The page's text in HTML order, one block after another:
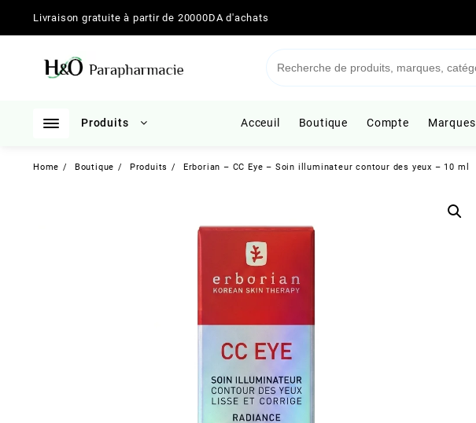
Livraison gratuite à partir de 20000DA d'achats
Produits Acceuil Boutique Compte Marques
Home Boutique Produits Erborian – CC Eye – Soin illuminateur contour des yeux – 10 ml